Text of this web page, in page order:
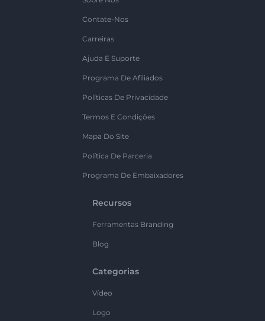
Contate-Nos
Carreiras
Ajuda E Suporte
Programa De Afiliados
Políticas De Privacidade
Termos E Condições
Mapa Do Site
Política De Parceria
Programa De Embaixadores
Recursos
Ferramentas Branding
Blog
Categorias
Vídeo
Logo